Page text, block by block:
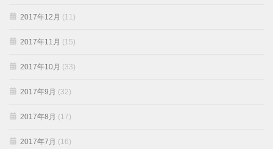
2017年12月 (11)
2017年11月 (15)
2017年10月 (33)
2017年9月 (32)
2017年8月 (17)
2017年7月 (16)